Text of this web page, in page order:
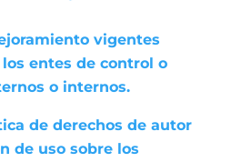
vigentes
entes de control o
o internos.
de derechos de autor
de uso sobre los